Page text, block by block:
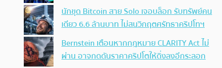
นักขุด Bitcoin สาย Solo เจอบล็อก รับทรัพย์คน
เดียว 6.6 ล้านบาท ไม่สนวิกฤตศรัทธาคริปโทฯ
Bernstein เตือนหากกฎหมาย CLARITY Act ไม่
ผ่าน อาจกดดันราคาคริปโตให้ดิ่งลงอีกระลอก